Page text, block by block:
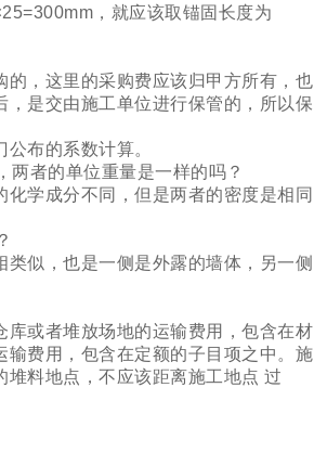
，就应该取锚固长度为
，这里的采购费应该归甲方所有，也
是交由施工单位进行保管的，所以保
布的系数计算。
者的单位重量是一样的吗？
学成分不同，但是两者的密度是相同
似，也是一侧是外露的墙体，另一侧
或者堆放场地的运输费用，包含在材
费用，包含在定额的子目项之中。施
料地点，不应该距离施工地点 过